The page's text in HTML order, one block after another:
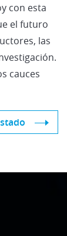
con esta
el futuro
las
cauces